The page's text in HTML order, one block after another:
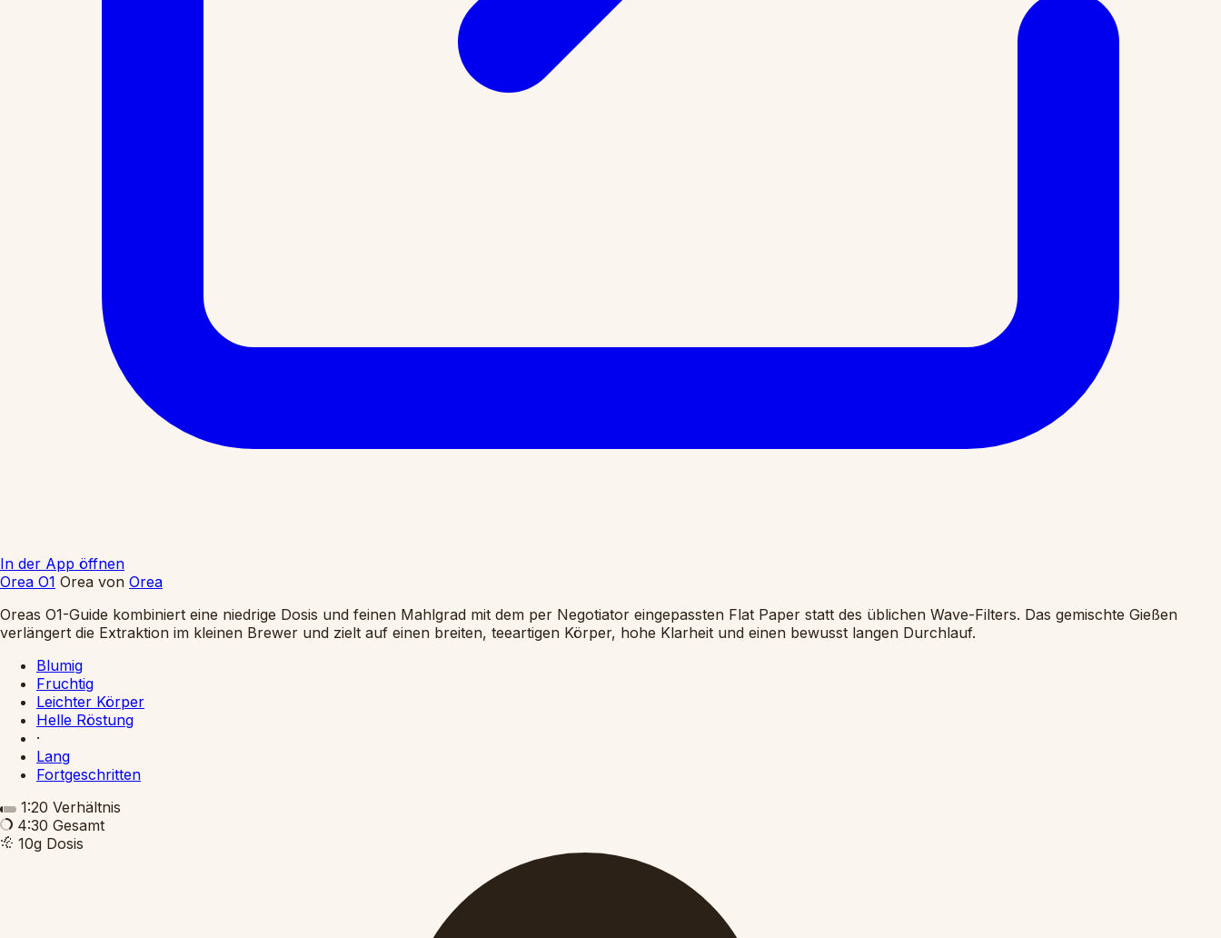
In der App öffnen
Orea O1 Orea von Orea
Oreas O1-Guide kombiniert eine niedrige Dosis und feinen Mahlgrad mit dem per Negotiator eingepassten Flat Paper statt des üblichen Wave-Filters. Das gemischte Gießen
verlängert die Extraktion im kleinen Brewer und zielt auf einen breiten, teeartigen Körper, hohe Klarheit und einen bewusst langen Durchlauf.
Blumig
Fruchtig
Leichter Körper
Helle Röstung
·
Lang
Fortgeschritten
1:20 Verhältnis
4:30 Gesamt
10g Dosis